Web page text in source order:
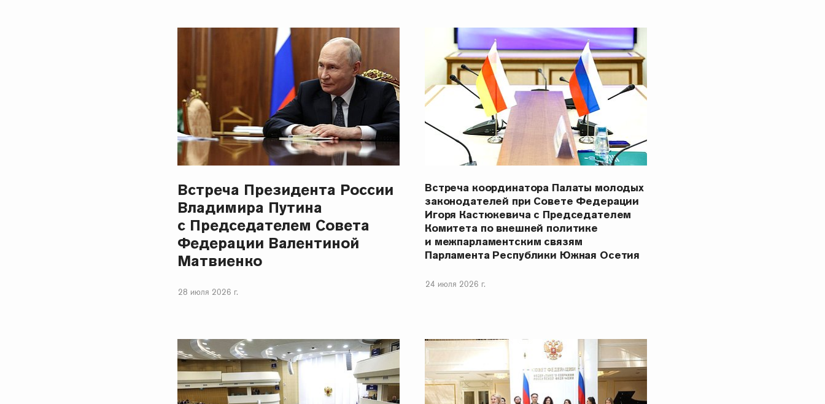
Встреча Президента России
Владимира Путина
с Председателем Совета
Федерации Валентиной
Матвиенко
28 июля 2026 г.
Встреча координатора Палаты молодых
законодателей при Совете Федерации
Игоря Кастюкевича с Председателем
Комитета по внешней политике
и межпарламентским связям
Парламента Республики Южная Осетия
24 июля 2026 г.